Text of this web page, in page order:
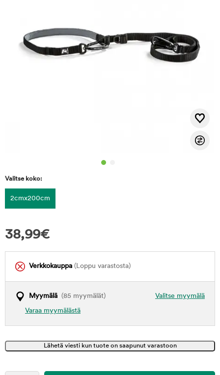
Valitse koko:
2cmx200cm
38,99€
Verkkokauppa (Loppu varastosta)
Valitse myymälä
Myymälä (85 myymälät)
Varaa myymälästä